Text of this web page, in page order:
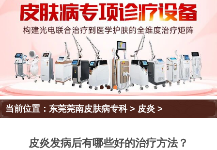
当前位置：东莞莞南皮肤病专科> 皮炎 >
皮炎发病后有哪些好的治疗方法？